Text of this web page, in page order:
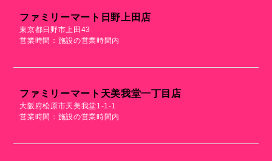
ファミリーマート日野上田店
東京都日野市上田43
営業時間：施設の営業時間内
ファミリーマート天美我堂一丁目店
大阪府松原市天美我堂1-1-1
営業時間：施設の営業時間内